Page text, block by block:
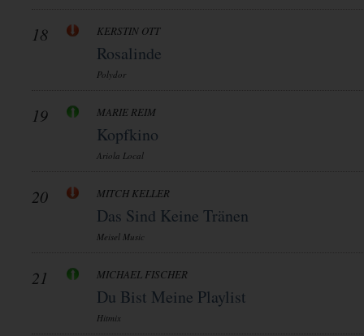
18 KERSTIN OTT
Rosalinde
Polydor
19 MARIE REIM
Kopfkino
Ariola Local
20 MITCH KELLER
Das Sind Keine Tränen
Meisel Music
21 MICHAEL FISCHER
Du Bist Meine Playlist
Hitmix